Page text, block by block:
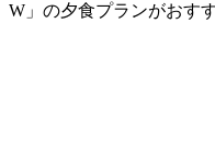
W」の夕食プランがおす